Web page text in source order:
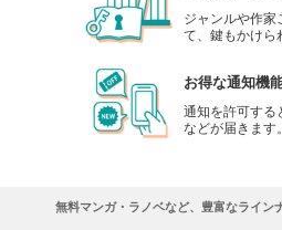
ジャンルや作家
て、鍵もかけら
お得な通知機
通知を許可する
などが届きます。
無料マンガ・ラノベなど、豊富なライン